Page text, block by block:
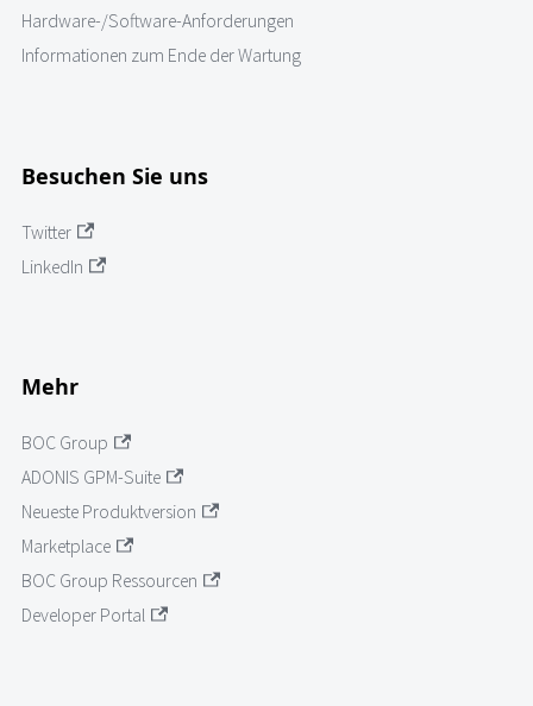
Hardware-/Software-Anforderungen
Informationen zum Ende der Wartung
Besuchen Sie uns
Twitter
LinkedIn
Mehr
BOC Group
ADONIS GPM-Suite
Neueste Produktversion
Marketplace
BOC Group Ressourcen
Developer Portal